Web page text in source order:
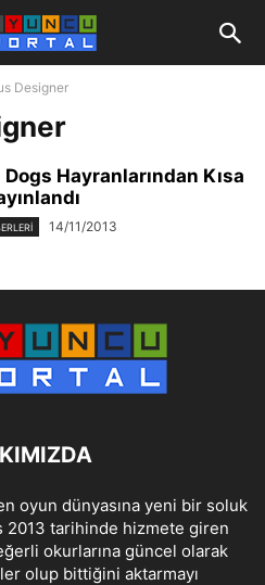
Designer
Hayranlarından Kısa
14/11/2013
oyun dünyasına yeni bir soluk
2013 tarihinde hizmete giren
okurlarına güncel olarak
olup bittiğini aktarmayı